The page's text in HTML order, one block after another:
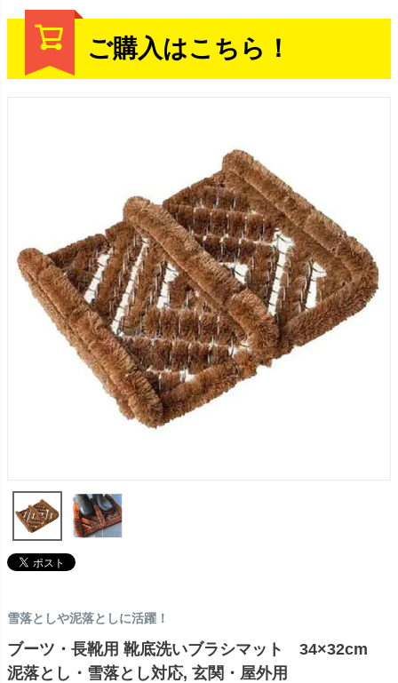
ご購入はこちら！
雪落としや泥落としに活躍！
ブーツ・長靴用 靴底洗いブラシマット 34×32cm
泥落とし・雪落とし対応, 玄関・屋外用